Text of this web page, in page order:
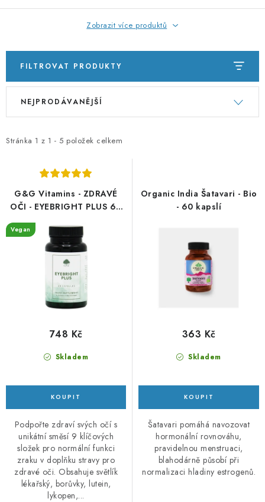
Zobrazit více produktů
FILTROVAT PRODUKTY
V
i
o
d
u
Stránka 1 z 1 - 5 položek celkem
Ř
e
r
o
d
NEJPRODÁVANĚJŠÍ
G&G Vitamins - ZDRAVÉ
OČI - EYEBRIGHT PLUS 60
Vegan
Skladem
748 Kč
Podpořte zdraví svých očí s
unikátní směsí 9 klíčových
složek pro normální funkci
zraku v doplňku stravy pro
zdravé oči. Obsahuje světlík
lékařský, borůvky, lutein,
lykopen,...
Organic India Šatavari - Bio
- 60 kapslí
Skladem
363 Kč
Šatavari pomáhá navozovat
hormonální rovnováhu,
pravidelnou menstruaci,
blahodárně působí při
normalizaci hladiny estrogenů.